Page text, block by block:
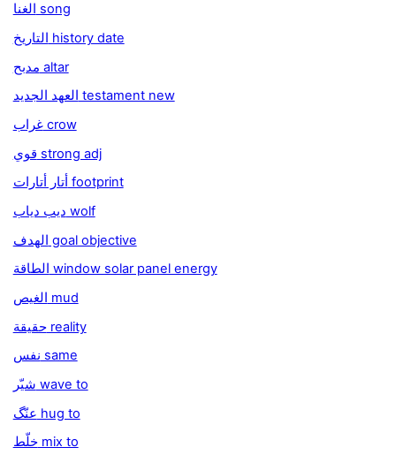
الغنا song
التاريخ history date
مدبح altar
العهد الجديد testament new
غراب crow
قوي strong adj
أتار أتارات footprint
ديب دياب wolf
الهدف goal objective
الطاقة window solar panel energy
الغيص mud
حقيقة reality
نفس same
شيّر wave to
عنّگ hug to
خلّط mix to